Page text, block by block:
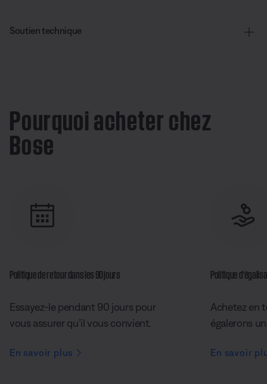
Soutien technique
Pourquoi acheter chez
Bose
Politique de retour dans les 90 jours
Essayez-le pendant 90 jours pour
vous assurer qu’il vous convient.
En savoir plus
Politique
Achetez en
égalerons
En savoir